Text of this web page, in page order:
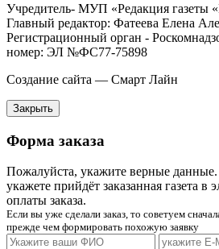
Учредитель- МУП «Редакция газеты
Главный редактор: Фатеева Елена
Регистрационный орган -
номер: ЭЛ №ФС77-75898
Создание сайта — Смарт Лайн
Закрыть
Форма заказа
Пожалуйста, укажите верные
укажете прийдёт заказанная газета в
оплаты заказа.
Если вы уже сделали заказ, то советуем
прежде чем формировать похожую заявку